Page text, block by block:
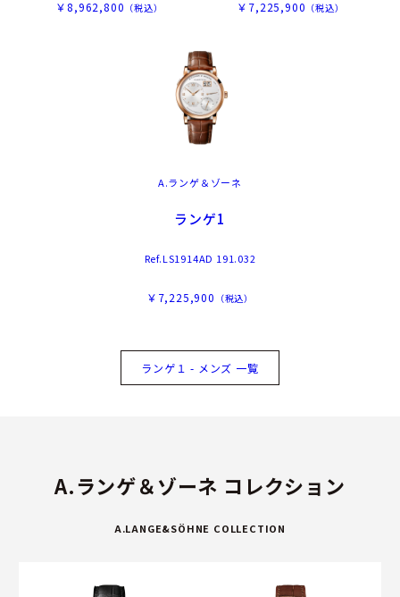
￥8,962,800 （税込） ￥7,225,900 （税込）
A.ランゲ＆ゾーネ
ランゲ1
Ref.LS1914AD 191.032
￥7,225,900 （税込）
ランゲ１ - メンズ 一覧
A.ランゲ＆ゾーネ コレクション
A.LANGE&SÖHNE COLLECTION